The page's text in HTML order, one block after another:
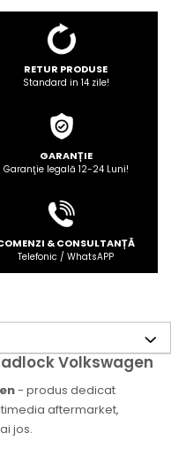
RETUR PRODUSE
Standard in 14 zile!
GARANȚIE
Garanţie legală 12-24 Luni!
& CONSULTANȚĂ
Telefonic / WhatsAPP
Volkswagen
- produs dedicat
aftermarket,
jos.